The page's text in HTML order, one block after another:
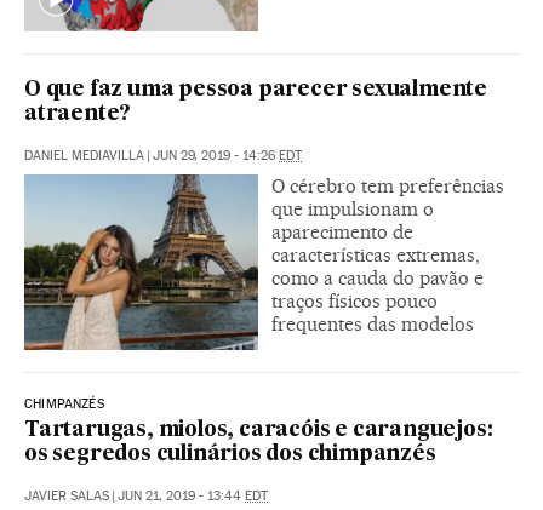
O que faz uma pessoa parecer sexualmente
atraente?
DANIEL MEDIAVILLA | JUN 29, 2019 - 14:26 EDT
O cérebro tem preferências
que impulsionam o
aparecimento de
características extremas,
como a cauda do pavão e
traços físicos pouco
frequentes das modelos
CHIMPANZÉS
Tartarugas, miolos, caracóis e caranguejos:
os segredos culinários dos chimpanzés
JAVIER SALAS | JUN 21, 2019 - 13:44 EDT